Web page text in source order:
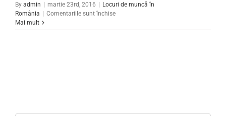
By admin martie 23rd, 2016
Locuri de muncă în
România
Comentariile sunt închisepentru
de
Mai mult